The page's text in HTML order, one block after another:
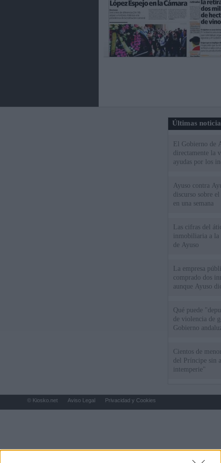
Últimas
El Gobierno de
directamente la
ayudas por los
Ayuso contra
discurso sobre
en una semana
Las cifras del
inmobiliaria a la
de Ayuso
La empresa
comprado dos
aunque Ayuso
Qué puede
de violencia de
Gobierno
Cientos de
del Príncipe sin
intemperie"
© Kiosko.net Aviso Legal Privacidad y Cookies